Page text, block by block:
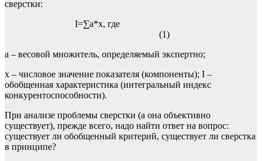
сверстки:
I=∑а*x, где
(1)
а – весовой множитель, определяемый экспертно;
х – числовое значение показателя (компоненты); I –
обобщенная характеристика (интегральный индекс
конкурентоспособности).
При анализе проблемы сверстки (а она объективно
существует), прежде всего, надо найти ответ на вопрос:
существует ли обобщенный критерий, существует ли сверстка
в принципе?